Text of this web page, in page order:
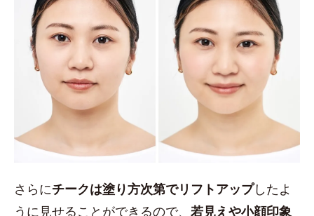
さらにチークは塗り方次第でリフトアップしたよ
うに見せることができるので、 若見えや小顔印象